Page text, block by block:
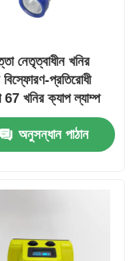
নেতৃত্বাধীন খনির
বিস্ফোরণ-প্রতিরোধী
খনির ক্যাপ ল্যাম্প
18 ঘন্টা কাজের
অনুসন্ধান পাঠান